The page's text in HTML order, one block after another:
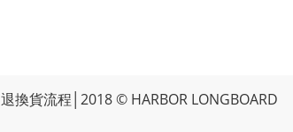
退換貨流程 │2018 © HARBOR LONGBOARD